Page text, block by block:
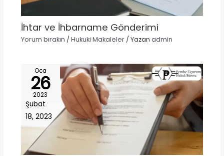
İhtar ve İhbarname Gönderimi
Yorum bırakın / Hukuki Makaleler/ Yazan admin
Oca
26
2023
Şubat
18, 2023